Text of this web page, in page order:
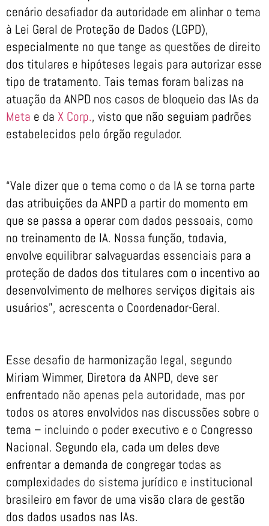
cenário desafiador da autoridade em alinhar o tema
à Lei Geral de Proteção de Dados (LGPD),
especialmente no que tange as questões de direito
dos titulares e hipóteses legais para autorizar esse
tipo de tratamento. Tais temas foram balizas na
atuação da ANPD nos casos de bloqueio das IAs da
Meta e da X Corp., visto que não seguiam padrões
estabelecidos pelo órgão regulador.
“Vale dizer que o tema como o da IA se torna parte
das atribuições da ANPD a partir do momento em
que se passa a operar com dados pessoais, como
no treinamento de IA. Nossa função, todavia,
envolve equilibrar salvaguardas essenciais para a
proteção de dados dos titulares com o incentivo ao
desenvolvimento de melhores serviços digitais ais
usuários”, acrescenta o Coordenador-Geral.
Esse desafio de harmonização legal, segundo
Miriam Wimmer, Diretora da ANPD, deve ser
enfrentado não apenas pela autoridade, mas por
todos os atores envolvidos nas discussões sobre o
tema – incluindo o poder executivo e o Congresso
Nacional. Segundo ela, cada um deles deve
enfrentar a demanda de congregar todas as
complexidades do sistema jurídico e institucional
brasileiro em favor de uma visão clara de gestão
dos dados usados nas IAs.